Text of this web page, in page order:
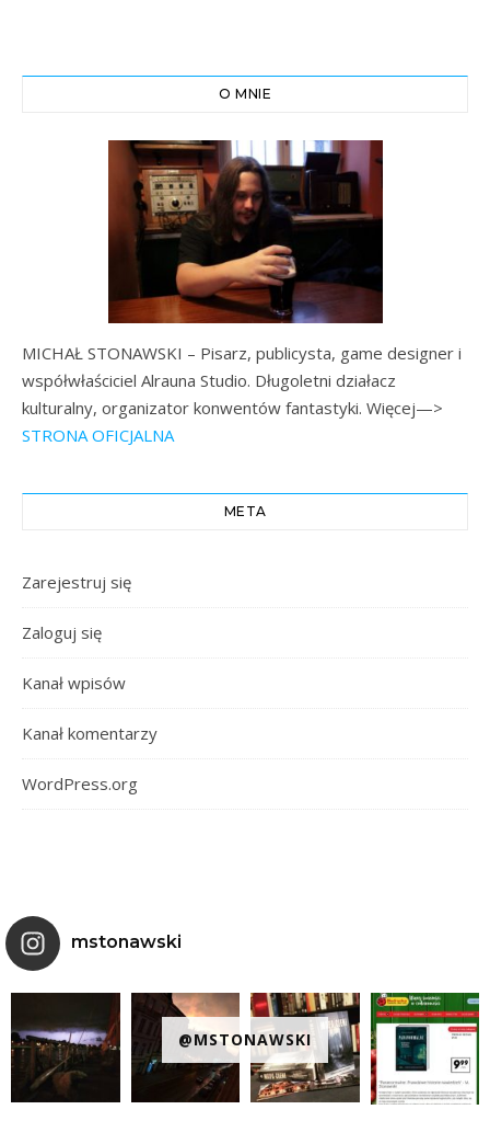
O MNIE
MICHAŁ STONAWSKI – Pisarz, publicysta, game designer i
współwłaściciel Alrauna Studio. Długoletni działacz
kulturalny, organizator konwentów fantastyki. Więcej—>
STRONA OFICJALNA
META
Zarejestruj się
Zaloguj się
Kanał wpisów
Kanał komentarzy
WordPress.org
@MSTONAWSKI
mstonawski